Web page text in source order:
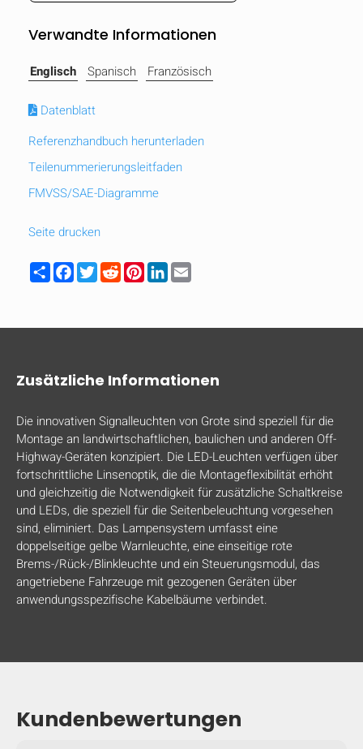
Verwandte Informationen
Englisch Spanisch Französisch
Datenblatt
Referenzhandbuch herunterladen
Teilenummerierungsleitfaden
FMVSS/SAE-Diagramme
Seite drucken
ShareFacebook
TwitterRedditPinterest
LinkedIn
Zusätzliche Informationen
Die innovativen Signalleuchten von Grote sind speziell für die
Montage an landwirtschaftlichen, baulichen und anderen Off-
Highway-Geräten konzipiert. Die LED-Leuchten verfügen über
fortschrittliche Linsenoptik, die die Montageflexibilität erhöht
und gleichzeitig die Notwendigkeit für zusätzliche Schaltkreise
und LEDs, die speziell für die Seitenbeleuchtung vorgesehen
sind, eliminiert. Das Lampensystem umfasst eine
doppelseitige gelbe Warnleuchte, eine einseitige rote
Brems-/Rück-/Blinkleuchte und ein Steuerungsmodul, das
angetriebene Fahrzeuge mit gezogenen Geräten über
anwendungsspezifische Kabelbäume verbindet.
Kundenbewertungen